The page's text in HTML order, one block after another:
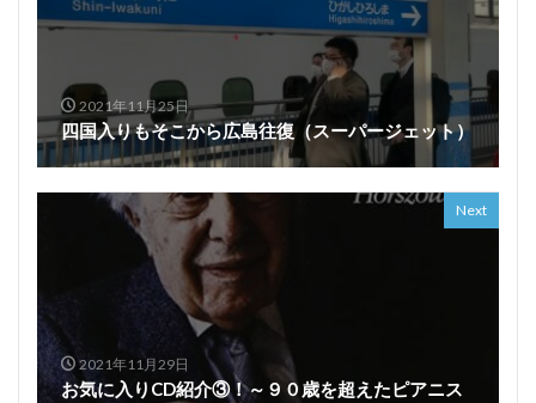
2021年11月25日
四国入りもそこから広島往復（スーパージェット）
Next
2021年11月29日
お気に入りCD紹介③！～９０歳を超えたピアニス